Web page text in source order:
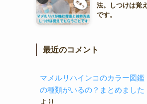
法。しつけは覚
です。
最近のコメント
マメルリハインコのカラー図鑑
の種類がいるの？まとめました
より